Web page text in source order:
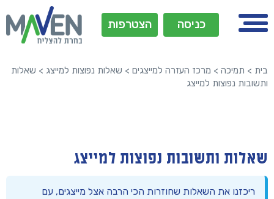
כניסה הצטרפות
בית > תמיכה> מרכז העזרה למייצגים> שאלות נפוצות למייצג > שאלות
ותשובות נפוצות למייצג
שאלות ותשובות נפוצות למייצג
ריכזנו את השאלות שחוזרות הכי הרבה אצל מייצגים, עם